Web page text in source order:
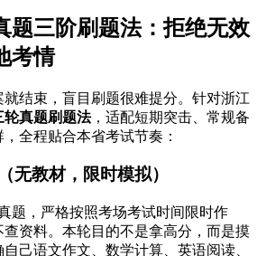
题三阶刷题法：拒绝无效
考情
结束，盲目刷题很难提分。针对浙江
轮真题刷题法，适配短期突击、常规备
全程贴合本省考试节奏：
无教材，限时模拟）
题，严格按照考场考试时间限时作
资料。本轮目的不是拿高分，而是摸
己语文作文、数学计算、英语阅读、